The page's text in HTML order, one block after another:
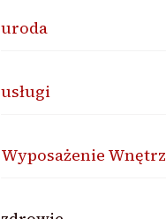
uroda
usługi
Wyposażenie Wnętrz